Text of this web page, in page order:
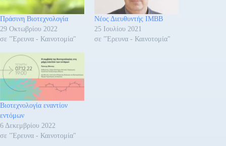
Πράσινη Βιοτεχνολογία
29 Οκτωβρίου 2022
σε "Έρευνα - Καινοτομία"
Νέος Διευθυντής ΙΜΒΒ
25 Ιουλίου 2021
σε "Έρευνα - Καινοτομία"
Βιοτεχνολογία εναντίον
εντόμων
6 Δεκεμβρίου 2022
σε "Έρευνα - Καινοτομία"